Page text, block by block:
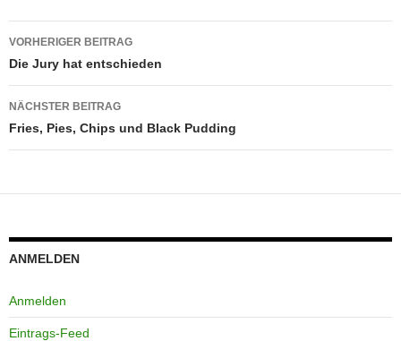
Beitragsnavigation
VORHERIGER BEITRAG
Die Jury hat entschieden
NÄCHSTER BEITRAG
Fries, Pies, Chips und Black Pudding
ANMELDEN
Anmelden
Eintrags-Feed